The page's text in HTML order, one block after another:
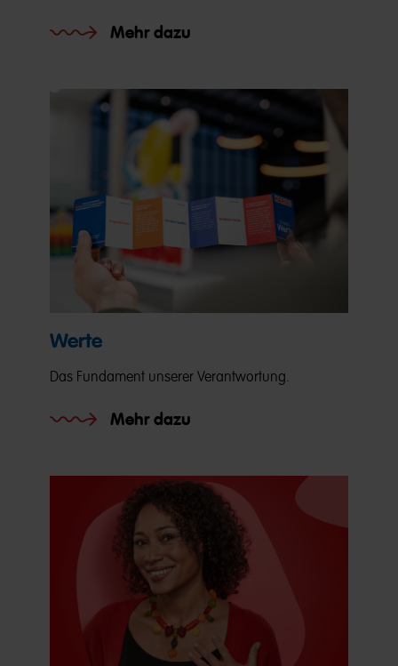
Mehr dazu
Werte
Das Fundament unserer Verantwortung.
Mehr dazu